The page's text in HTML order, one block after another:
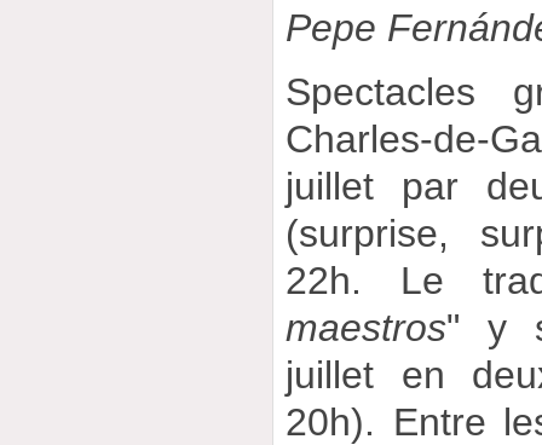
Pepe
Spectacles
Charles-de-
juillet par
(surprise,
22h. Le
maestros" y
juillet en
20h). Entre